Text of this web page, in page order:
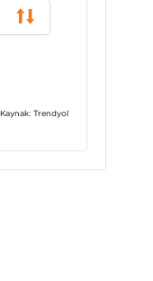
Kaynak: Trendyol